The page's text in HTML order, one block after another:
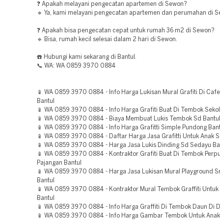
❓ Apakah melayani pengecatan apartemen di Sewon?
🔹 Ya, kami melayani pengecatan apartemen dan perumahan di
❓ Apakah bisa pengecatan cepat untuk rumah 36 m2 di Sewon?
🔹 Bisa, rumah kecil selesai dalam 2 hari di Sewon.
☎️ Hubungi kami sekarang di Bantul.
📞 WA: WA 0859 3970 0884
📱 WA 0859 3970 0884 - Info Harga Lukisan Mural Grafiti Di
Bantul
📱 WA 0859 3970 0884 - Info Harga Grafiti Buat Di Tembok
📱 WA 0859 3970 0884 - Biaya Membuat Lukis Tembok Sd Bantul
📱 WA 0859 3970 0884 - Info Harga Grafitti Simple Pundong
📱 WA 0859 3970 0884 - Daftar Harga Jasa Grafitti Untuk Anak
📱 WA 0859 3970 0884 - Harga Jasa Lukis Dinding Sd Sedayu
📱 WA 0859 3970 0884 - Kontraktor Grafiti Buat Di Tembok
Pajangan Bantul
📱 WA 0859 3970 0884 - Harga Jasa Lukisan Mural Playground
Bantul
📱 WA 0859 3970 0884 - Kontraktor Mural Tembok Graffiti Untuk
Bantul
📱 WA 0859 3970 0884 - Info Harga Graffiti Di Tembok Daun Di
📱 WA 0859 3970 0884 - Info Harga Gambar Tembok Untuk